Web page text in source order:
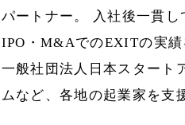
パートナー。 入社後一貫し
IPO・M&AでのEXITの実績
一般社団法人日本スタート
ムなど、各地の起業家を支